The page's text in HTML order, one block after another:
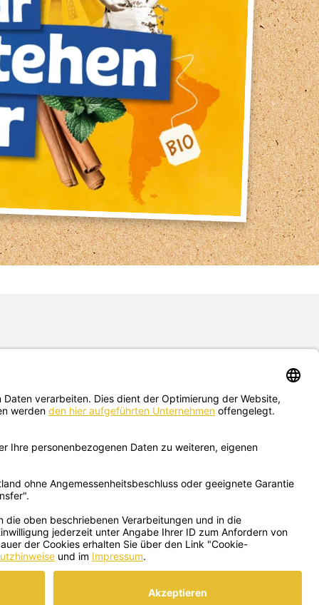
Schreib uns hier
deine Fragen